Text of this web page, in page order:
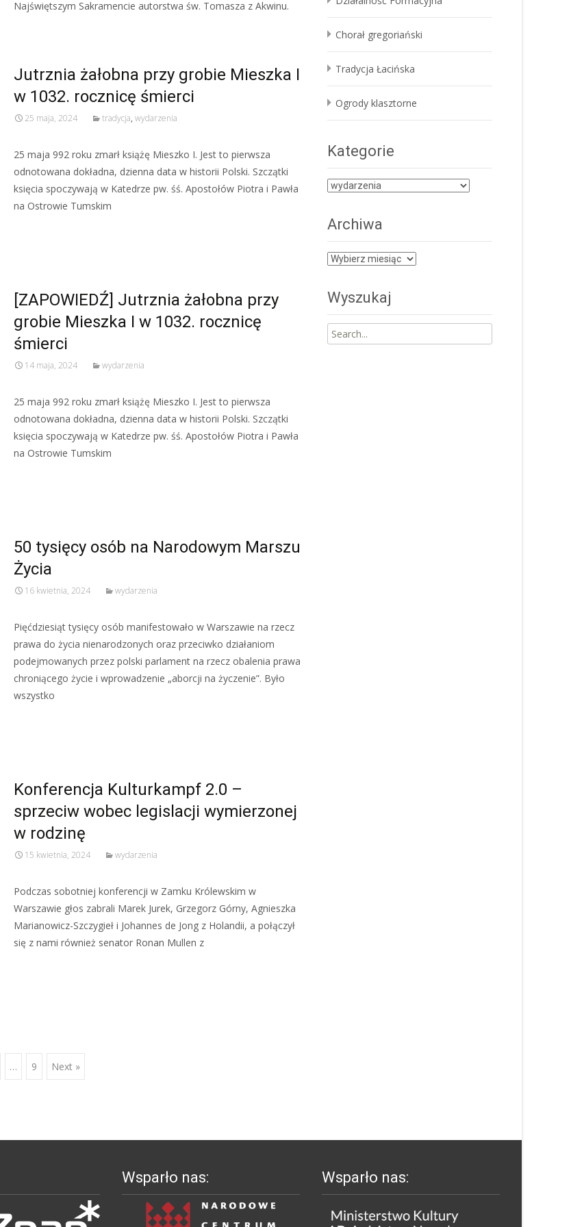
Najświętszym Sakramencie autorstwa św. Tomasza z Akwinu.
Jutrznia żałobna przy grobie Mieszka I
w 1032. rocznicę śmierci
25 maja, 2024 tradycja, wydarzenia
25 maja 992 roku zmarł książę Mieszko I. Jest to pierwsza
odnotowana dokładna, dzienna data w historii Polski. Szczątki
księcia spoczywają w Katedrze pw. śś. Apostołów Piotra i Pawła
na Ostrowie Tumskim
[ZAPOWIEDŹ] Jutrznia żałobna przy
grobie Mieszka I w 1032. rocznicę
śmierci
14 maja, 2024 wydarzenia
25 maja 992 roku zmarł książę Mieszko I. Jest to pierwsza
odnotowana dokładna, dzienna data w historii Polski. Szczątki
księcia spoczywają w Katedrze pw. śś. Apostołów Piotra i Pawła
na Ostrowie Tumskim
50 tysięcy osób na Narodowym Marszu
Życia
16 kwietnia, 2024 wydarzenia
Pięćdziesiąt tysięcy osób manifestowało w Warszawie na rzecz
prawa do życia nienarodzonych oraz przeciwko działaniom
podejmowanych przez polski parlament na rzecz obalenia prawa
chroniącego życie i wprowadzenie „aborcji na życzenie”. Było
wszystko
Konferencja Kulturkampf 2.0 –
sprzeciw wobec legislacji wymierzonej
w rodzinę
15 kwietnia, 2024 wydarzenia
Podczas sobotniej konferencji w Zamku Królewskim w
Warszawie głos zabrali Marek Jurek, Grzegorz Górny, Agnieszka
Marianowicz-Szczygieł i Johannes de Jong z Holandii, a połączył
się z nami również senator Ronan Mullen z
… 9 Next »
Chorał gregoriański
Tradycja Łacińska
Ogrody klasztorne
Kategorie
Kategorie
Archiwa
Archiwa
Wyszukaj
Search
for:
Wsparło nas: Wsparło nas: